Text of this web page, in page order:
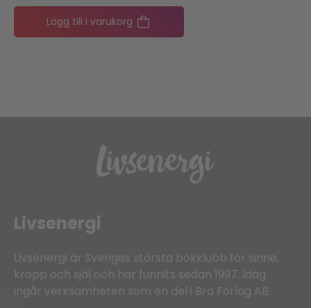
Lägg till i varukorg
Livsenergi
Livsenergi är Sveriges största bokklubb för sinne,
kropp och själ och har funnits sedan 1997. Idag
ingår verksamheten som en del i Bra Förlag AB.